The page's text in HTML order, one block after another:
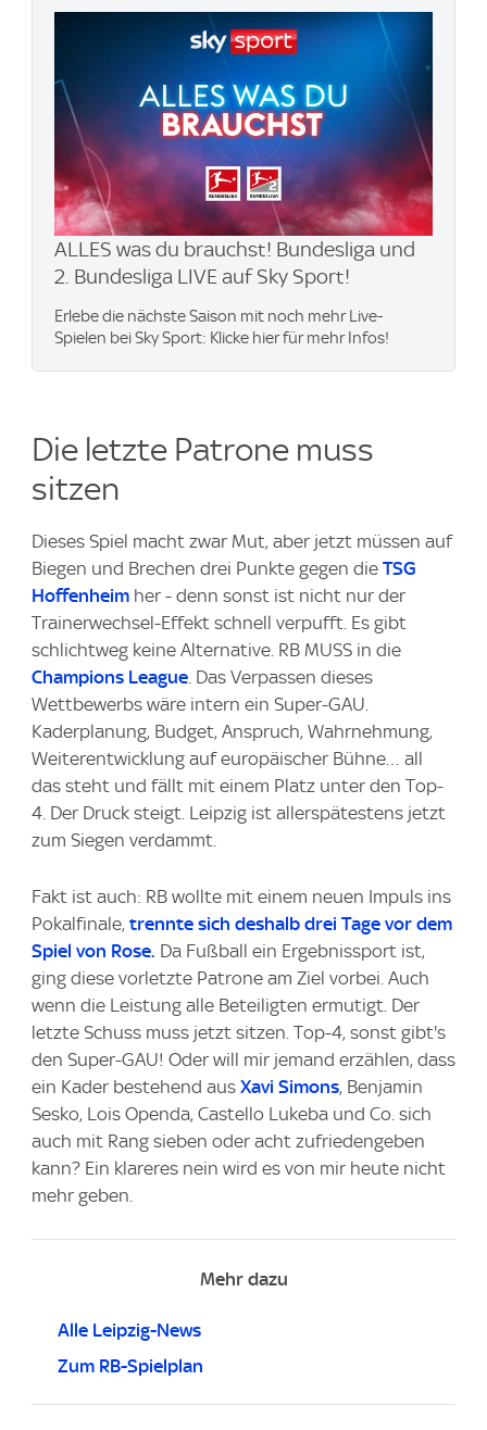
ALLES was du brauchst! Bundesliga und
2. Bundesliga LIVE auf Sky Sport!
Erlebe die nächste Saison mit noch mehr Live-
Spielen bei Sky Sport: Klicke hier für mehr Infos!
Die letzte Patrone muss
sitzen
Dieses Spiel macht zwar Mut, aber jetzt müssen auf
Biegen und Brechen drei Punkte gegen die TSG
Hoffenheim her - denn sonst ist nicht nur der
Trainerwechsel-Effekt schnell verpufft. Es gibt
schlichtweg keine Alternative. RB MUSS in die
Champions League . Das Verpassen dieses
Wettbewerbs wäre intern ein Super-GAU.
Kaderplanung, Budget, Anspruch, Wahrnehmung,
Weiterentwicklung auf europäischer Bühne… all
das steht und fällt mit einem Platz unter den Top-
4. Der Druck steigt. Leipzig ist allerspätestens jetzt
zum Siegen verdammt.
Fakt ist auch: RB wollte mit einem neuen Impuls ins
Pokalfinale, trennte sich deshalb drei Tage vor dem
Spiel von Rose. Da Fußball ein Ergebnissport ist,
ging diese vorletzte Patrone am Ziel vorbei. Auch
wenn die Leistung alle Beteiligten ermutigt. Der
letzte Schuss muss jetzt sitzen. Top-4, sonst gibt's
den Super-GAU! Oder will mir jemand erzählen, dass
ein Kader bestehend aus Xavi Simons, Benjamin
Sesko, Lois Openda, Castello Lukeba und Co. sich
auch mit Rang sieben oder acht zufriedengeben
kann? Ein klareres nein wird es von mir heute nicht
mehr geben.
Mehr dazu
Alle Leipzig-News
Zum RB-Spielplan